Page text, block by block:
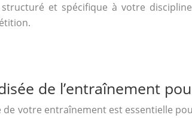
et spécifique à votre
de l’entraînement
votre entraînement est essentielle